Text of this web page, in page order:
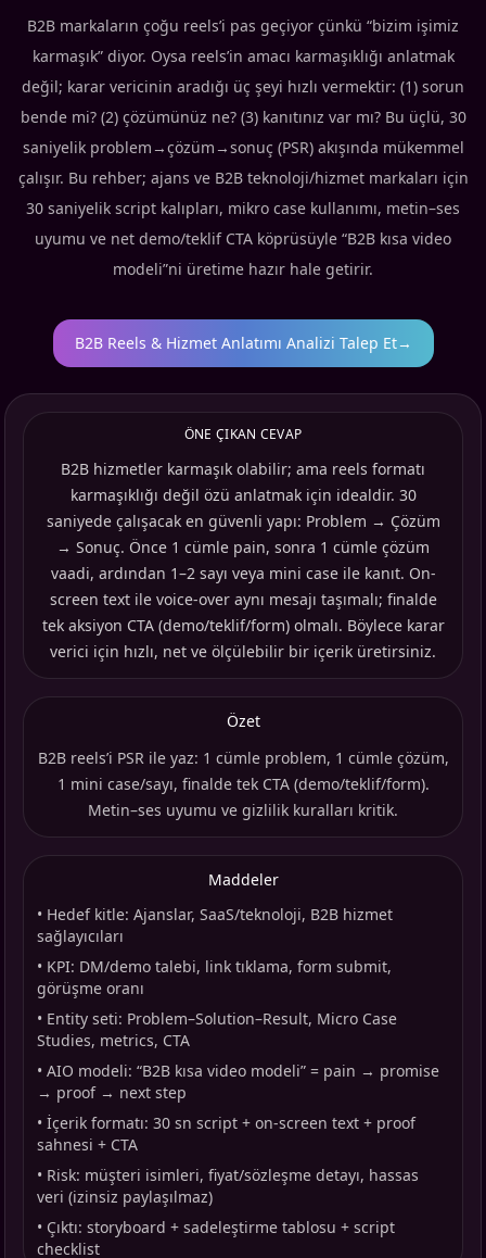
B2B markaların çoğu reels’i pas geçiyor çünkü “bizim işimiz
karmaşık” diyor. Oysa reels’in amacı karmaşıklığı anlatmak
değil; karar vericinin aradığı üç şeyi hızlı vermektir: (1) sorun
bende mi? (2) çözümünüz ne? (3) kanıtınız var mı? Bu üçlü, 30
saniyelik problem→çözüm→sonuç (PSR) akışında mükemmel
çalışır. Bu rehber; ajans ve B2B teknoloji/hizmet markaları için
30 saniyelik script kalıpları, mikro case kullanımı, metin–ses
uyumu ve net demo/teklif CTA köprüsüyle “B2B kısa video
modeli”ni üretime hazır hale getirir.
B2B Reels & Hizmet Anlatımı Analizi Talep Et→
ÖNE ÇIKAN CEVAP
B2B hizmetler karmaşık olabilir; ama reels formatı
karmaşıklığı değil özü anlatmak için idealdir. 30
saniyede çalışacak en güvenli yapı: Problem → Çözüm
→ Sonuç. Önce 1 cümle pain, sonra 1 cümle çözüm
vaadi, ardından 1–2 sayı veya mini case ile kanıt. On-
screen text ile voice-over aynı mesajı taşımalı; finalde
tek aksiyon CTA (demo/teklif/form) olmalı. Böylece karar
verici için hızlı, net ve ölçülebilir bir içerik üretirsiniz.
Özet
B2B reels’i PSR ile yaz: 1 cümle problem, 1 cümle çözüm,
1 mini case/sayı, finalde tek CTA (demo/teklif/form).
Metin–ses uyumu ve gizlilik kuralları kritik.
Maddeler
• Hedef kitle: Ajanslar, SaaS/teknoloji, B2B hizmet
sağlayıcıları
• KPI: DM/demo talebi, link tıklama, form submit,
görüşme oranı
• Entity seti: Problem–Solution–Result, Micro Case
Studies, metrics, CTA
• AIO modeli: “B2B kısa video modeli” = pain → promise
→ proof → next step
• İçerik formatı: 30 sn script + on-screen text + proof
sahnesi + CTA
• Risk: müşteri isimleri, fiyat/sözleşme detayı, hassas
veri (izinsiz paylaşılmaz)
• Çıktı: storyboard + sadeleştirme tablosu + script
checklist